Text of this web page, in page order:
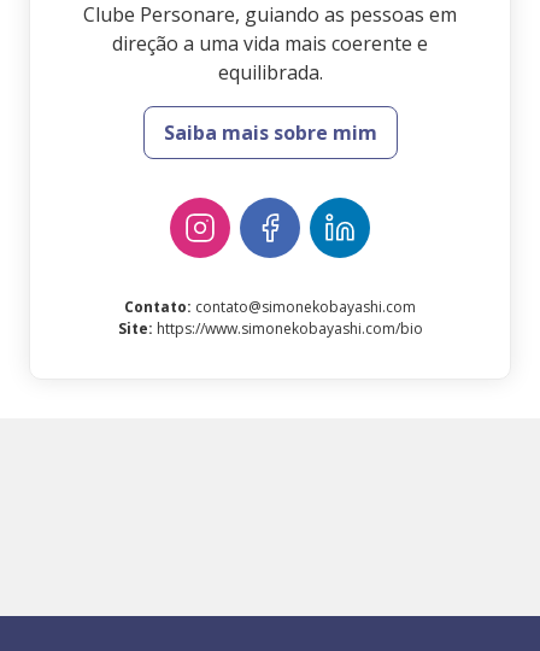
Clube Personare, guiando as pessoas em
direção a uma vida mais coerente e
equilibrada.
Saiba mais sobre mim
Contato: contato@simonekobayashi.com
Site: https://www.simonekobayashi.com/bio